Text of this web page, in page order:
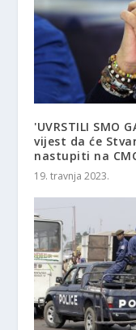
'UVRSTILI SMO
vijest da će
nastupiti na
19. travnja 2023.